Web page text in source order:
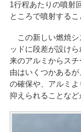
1行程あたりの噴射
ところで噴射するこ
この新しい燃焼シ
ッドに段差が設け
来のアルミからス
由はいくつかある
の確保や、アルミ
抑えられることなど